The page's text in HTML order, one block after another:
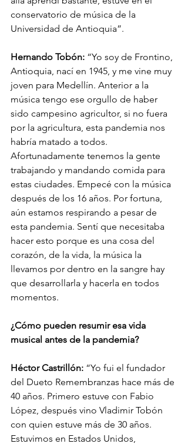
conservatorio de música de la
Universidad de Antioquia”.
Hernando Tobón: “Yo soy de Frontino,
Antioquia, nací en 1945, y me vine muy
joven para Medellín. Anterior a la
música tengo ese orgullo de haber
sido campesino agricultor, si no fuera
por la agricultura, esta pandemia nos
habría matado a todos.
Afortunadamente tenemos la gente
trabajando y mandando comida para
estas ciudades. Empecé con la música
después de los 16 años. Por fortuna,
aún estamos respirando a pesar de
esta pandemia. Sentí que necesitaba
hacer esto porque es una cosa del
corazón, de la vida, la música la
llevamos por dentro en la sangre hay
que desarrollarla y hacerla en todos
momentos.
¿Cómo pueden resumir esa vida
musical antes de la pandemia?
Héctor Castrillón: “Yo fui el fundador
del Dueto Remembranzas hace más de
40 años. Primero estuve con Fabio
López, después vino Vladimir Tobón
con quien estuve más de 30 años.
Estuvimos en Estados Unidos,